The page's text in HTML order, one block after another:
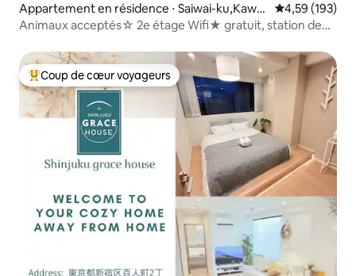
Appartement en résidence ⋅ Saiwai-ku,Kawas
aki-city
Évaluation
4,59 (193)
Animaux acceptés☆ 2e étage Wifi★ gratuit, station de
Coups de cœur voyageurs les plus appréciés
Coup de cœur voyageurs